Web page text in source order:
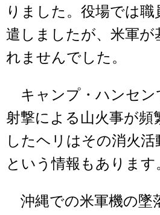
りました。役場では職
遣しましたが、米軍が
れませんでした。
キャンプ・ハンセン
射撃による山火事が頻
したヘリはその消火活
という情報もあります
沖縄での米軍機の墜